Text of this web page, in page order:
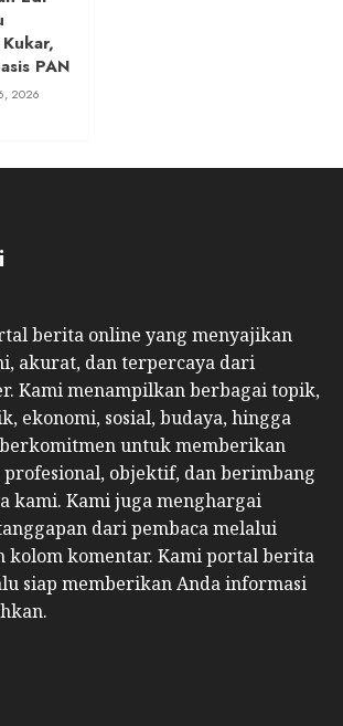
PAN
2026
berita online yang menyajikan
akurat, dan terpercaya dari
Kami menampilkan berbagai topik,
ekonomi, sosial, budaya, hingga
untuk memberikan
profesional, objektif, dan berimbang
kami. Kami juga menghargai
dari pembaca melalui
kolom komentar. Kami portal berita
siap memberikan Anda informasi